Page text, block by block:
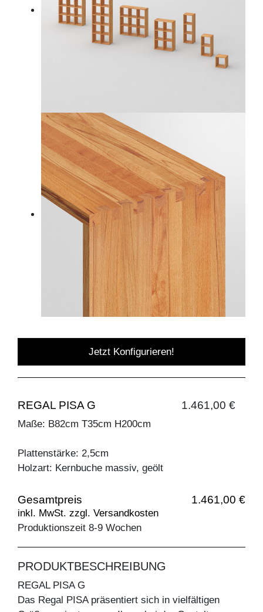
Jetzt Konfigurieren!
REGAL PISA G 1.461,00 €
Maße: B82cm T35cm H200cm
Plattenstärke: 2,5cm
Holzart: Kernbuche massiv, geölt
Gesamtpreis 1.461,00 €
inkl. MwSt. zzgl. Versandkosten
Produktionszeit 8-9 Wochen
PRODUKTBESCHREIBUNG
REGAL PISA G
Das Regal PISA präsentiert sich in vielfältigen